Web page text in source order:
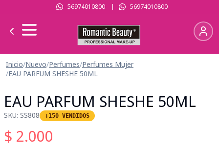
56974010800| 56974010800
Inicio/Nuevo/Perfumes/Perfumes Mujer
/EAU PARFUM SHESHE 50ML
EAU PARFUM SHESHE 50ML
SKU: SS808 +150 VENDIDOS
$ 2.000